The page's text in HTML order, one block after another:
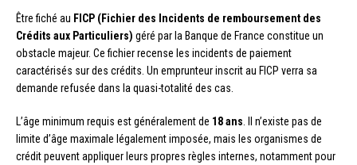
Être fiché au FICP (Fichier des Incidents de remboursement des
Crédits aux Particuliers) géré par la Banque de France constitue un
obstacle majeur. Ce fichier recense les incidents de paiement
caractérisés sur des crédits. Un emprunteur inscrit au FICP verra sa
demande refusée dans la quasi-totalité des cas.
L’âge minimum requis est généralement de 18 ans . Il n’existe pas de
limite d’âge maximale légalement imposée, mais les organismes de
crédit peuvent appliquer leurs propres règles internes, notamment pour